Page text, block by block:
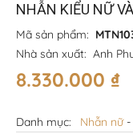
NHẪN KIỂU NỮ
Mã sản phẩm:
Nhà sản xuất: Anh
8.330.000 ₫
Danh mục: Nhẫn nữ-